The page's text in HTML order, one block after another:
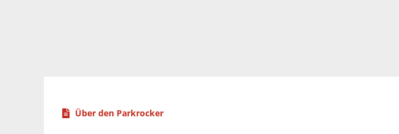
Über den Parkrocker